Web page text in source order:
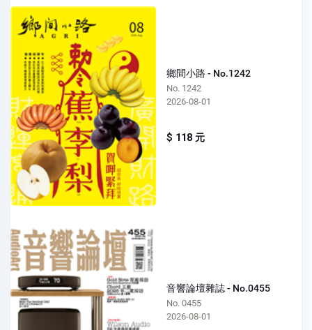
鄉間小路 - No.1242
No. 1242
2026-08-01
$ 118 元
音響論壇雜誌 - No.0455
No. 0455
2026-08-01